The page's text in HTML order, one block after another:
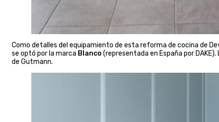
Como detalles del equipamiento de esta reforma de cocina de
se optó por la marca Blanco (representada en España por
de Gutmann.